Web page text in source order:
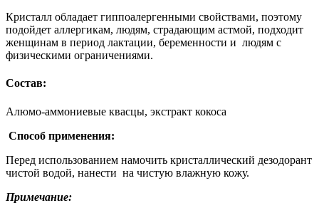
Кристалл обладает гиппоалергенными свойствами, поэтому
подойдет аллергикам, людям, страдающим астмой, подходит
женщинам в период лактации, беременности и людям с
физическими ограничениями.
Состав:
Алюмо-аммониевые квасцы, экстракт кокоса
Способ применения:
Перед использованием намочить кристаллический дезодорант
чистой водой, нанести на чистую влажную кожу.
Примечание: